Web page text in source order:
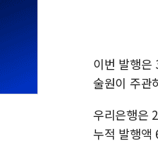
이번 발행은
술원이 주관
우리은행은
누적 발행액